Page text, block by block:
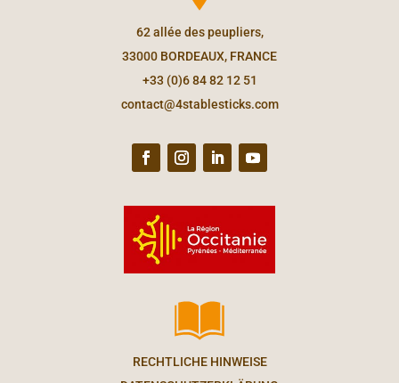
62 allée des peupliers,
33000 BORDEAUX, FRANCE
+33 (0)6 84 82 12 51
contact@4stablesticks.com
RECHTLICHE HINWEISE